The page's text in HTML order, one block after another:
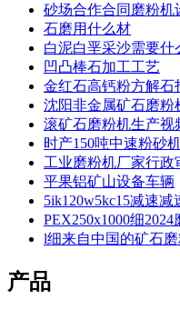
砂场合作合同磨粉机
石磨用什么材
白泥白垩采沙需要什
凹凸棒石加工工艺
金红石高钙粉方解石
沈阳非金属矿石磨粉
滚矿石磨粉机生产视
时产150吨中速粉砂
工业磨粉机厂家行政
平果铝矿山设备车辆
5ik120w5kc15减速减
PEX250x1000细2024
l细来自中国的矿石
产品